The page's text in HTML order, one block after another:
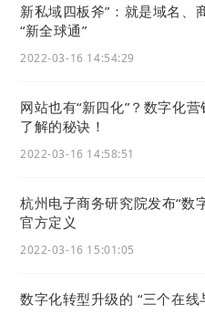
全网存在，上传企业的服
化系统实现项目营销与经
前不久，这套《数字化
浙江工业大学管理学院
们也都通过系统化的理
新私域四板斧”：就是域名、
“新全球通”
2022-03-16 14:54:29
网站也有“新四化”？数字化
了解的秘诀！
2022-03-16 14:58:51
杭州电子商务研究院发布“数
官方定义
2022-03-16 15:01:05
数字化转型升级的 “三个在线